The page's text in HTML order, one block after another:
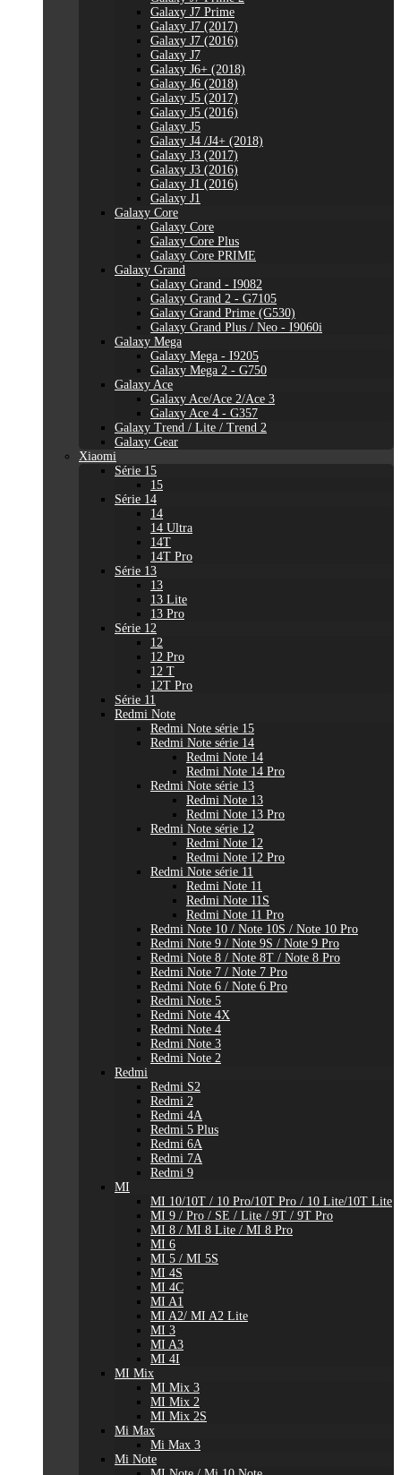
Galaxy J7 Prime
Galaxy J7 (2017)
Galaxy J7 (2016)
Galaxy J7
Galaxy J6+ (2018)
Galaxy J6 (2018)
Galaxy J5 (2017)
Galaxy J5 (2016)
Galaxy J5
Galaxy J4 /J4+ (2018)
Galaxy J3 (2017)
Galaxy J3 (2016)
Galaxy J1 (2016)
Galaxy J1
Galaxy Core
Galaxy Core
Galaxy Core Plus
Galaxy Core PRIME
Galaxy Grand
Galaxy Grand - I9082
Galaxy Grand 2 - G7105
Galaxy Grand Prime (G530)
Galaxy Grand Plus / Neo - I9060i
Galaxy Mega
Galaxy Mega - I9205
Galaxy Mega 2 - G750
Galaxy Ace
Galaxy Ace/Ace 2/Ace 3
Galaxy Ace 4 - G357
Galaxy Trend / Lite / Trend 2
Galaxy Gear
Xiaomi
Série 15
15
Série 14
14
14 Ultra
14T
14T Pro
Série 13
13
13 Lite
13 Pro
Série 12
12
12 Pro
12 T
12T Pro
Série 11
Redmi Note
Redmi Note série 15
Redmi Note série 14
Redmi Note 14
Redmi Note 14 Pro
Redmi Note série 13
Redmi Note 13
Redmi Note 13 Pro
Redmi Note série 12
Redmi Note 12
Redmi Note 12 Pro
Redmi Note série 11
Redmi Note 11
Redmi Note 11S
Redmi Note 11 Pro
Redmi Note 10 / Note 10S / Note 10 Pro
Redmi Note 9 / Note 9S / Note 9 Pro
Redmi Note 8 / Note 8T / Note 8 Pro
Redmi Note 7 / Note 7 Pro
Redmi Note 6 / Note 6 Pro
Redmi Note 5
Redmi Note 4X
Redmi Note 4
Redmi Note 3
Redmi Note 2
Redmi
Redmi S2
Redmi 2
Redmi 4A
Redmi 5 Plus
Redmi 6A
Redmi 7A
Redmi 9
MI
MI 10/10T / 10 Pro/10T Pro / 10 Lite/10T Lite
MI 9 / Pro / SE / Lite / 9T / 9T Pro
MI 8 / MI 8 Lite / MI 8 Pro
MI 6
MI 5 / MI 5S
MI 4S
MI 4C
MI A1
MI A2/ MI A2 Lite
MI 3
MI A3
MI 4I
MI Mix
MI Mix 3
MI Mix 2
MI Mix 2S
Mi Max
Mi Max 3
Mi Note